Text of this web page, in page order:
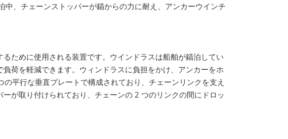
、チェーンストッパーが錨からの力に耐え、アンカーウインチ
ために使用される装置です。ウインドラスは船舶が錨泊してい
荷を軽減できます。ウィンドラスに負担をかけ、アンカーをホ
平行な垂直プレートで構成されており、チェーンリンクを支え
が取り付けられており、チェーンの 2 つのリンクの間にドロッ